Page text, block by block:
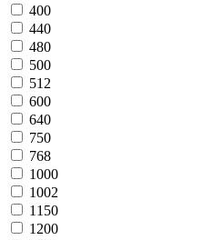
400
440
480
500
512
600
640
750
768
1000
1002
1150
1200